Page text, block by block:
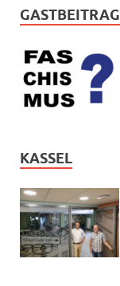
GASTBEITRAG
KASSEL